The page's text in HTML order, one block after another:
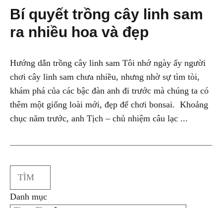
Bí quyết trồng cây linh sam
ra nhiều hoa và đẹp
Hướng dẫn trồng cây linh sam Tôi nhớ ngày ấy người
chơi cây linh sam chưa nhiều, nhưng nhờ sự tìm tòi,
khám phá của các bậc đàn anh đi trước mà chúng ta có
thêm một giống loài mới, đẹp để chơi bonsai. Khoảng
chục năm trước, anh Tịch – chủ nhiệm câu lạc ...
Search
Danh mục